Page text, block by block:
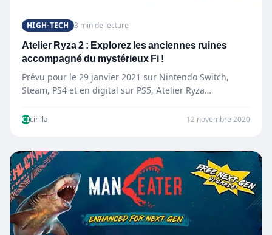
HIGH-TECH 3 min de lecture
Atelier Ryza 2 : Explorez les anciennes ruines
accompagné du mystérieux Fi !
Prévu pour le 29 janvier 2021 sur Nintendo Switch,
Steam, PS4 et en digital sur PS5, Atelier Ryza…
CIcirilla 12 novembre 2020